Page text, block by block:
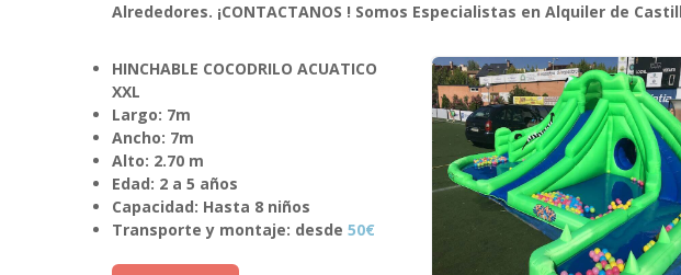
Alrededores. ¡CONTACTANOS ! Somos Especialistas en Alquiler de
HINCHABLE COCODRILO ACUATICO
XXL
Largo: 7m
Ancho: 7m
Alto: 2.70 m
Edad: 2 a 5 años
Capacidad: Hasta 8 niños
Transporte y montaje: desde 50€